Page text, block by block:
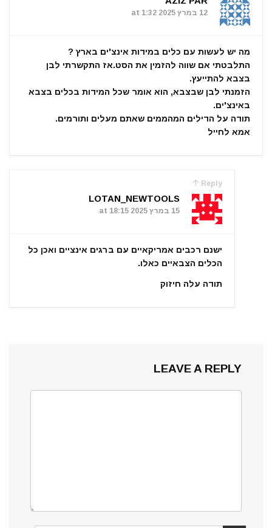
12 במרץ 2025 at 1:32
מה יש לעשות עם כלים במידות אינצ'ים בארץ ?
התלבטתי אם שווה להזמין את הסט.אז התקשרתי לבן
בצבא להתייעץ.
הזמנתי לבן שבצבא, הוא אומר שכל המידות בכלים בצבא
באינצ'ים.
תודה על הדילים המהממים שאתם מעלים ותורמים.
אמא לחייל
Reply
LOTAN_NEWTOOLS
15 במרץ 2025 at 18:15
ישנם רכבים אמריקאיים עם ברגים אינציים ואכן כל
הכלים הצבאיים כאלו.
תודה עלה חיזוק
LEAVE A REPLY